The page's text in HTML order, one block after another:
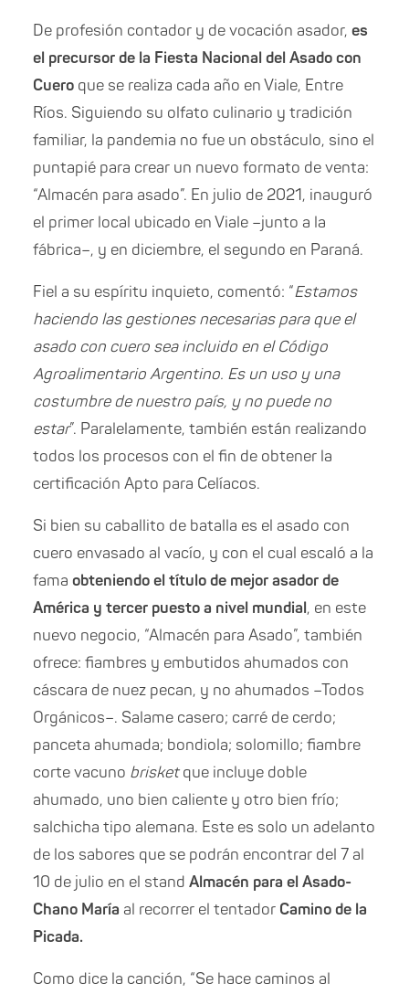
De profesión contador y de vocación asador, es
el precursor de la Fiesta Nacional del Asado con
Cuero que se realiza cada año en Viale, Entre
Ríos. Siguiendo su olfato culinario y tradición
familiar, la pandemia no fue un obstáculo, sino el
puntapié para crear un nuevo formato de venta:
“Almacén para asado”. En julio de 2021, inauguró
el primer local ubicado en Viale –junto a la
fábrica–, y en diciembre, el segundo en Paraná.
Fiel a su espíritu inquieto, comentó: “Estamos
haciendo las gestiones necesarias para que el
asado con cuero sea incluido en el Código
Agroalimentario Argentino. Es un uso y una
costumbre de nuestro país, y no puede no
estar”. Paralelamente, también están realizando
todos los procesos con el fin de obtener la
certificación Apto para Celíacos.
Si bien su caballito de batalla es el asado con
cuero envasado al vacío, y con el cual escaló a la
fama obteniendo el título de mejor asador de
América y tercer puesto a nivel mundial, en este
nuevo negocio, “Almacén para Asado”, también
ofrece: fiambres y embutidos ahumados con
cáscara de nuez pecan, y no ahumados –Todos
Orgánicos–. Salame casero; carré de cerdo;
panceta ahumada; bondiola; solomillo; fiambre
corte vacuno brisketque incluye doble
ahumado, uno bien caliente y otro bien frío;
salchicha tipo alemana. Este es solo un adelanto
de los sabores que se podrán encontrar del 7 al
10 de julio en el stand Almacén para el Asado-
Chano María al recorrer el tentador Camino de la
Picada.
Como dice la canción, “Se hace caminos al